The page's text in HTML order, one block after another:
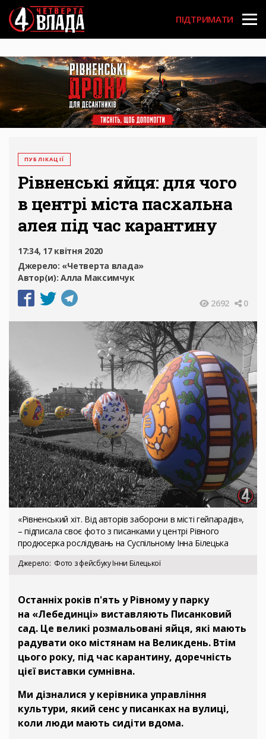
Перейти
до
основного
вмісту
User
account
menu
ПІДТРИМАТИ
ПУБЛІКАЦІЇ
Рівненські яйця: для чого
в центрі міста пасхальна
алея під час карантину
17:34, 17 квітня 2020
Джерело: «Четверта влада»
Автор(и):Алла Максимчук
2692 0
«Рівненський хіт. Від авторів заборони в місті гейпарадів»,
– підписала своє фото з писанками у центрі Рівного
продюсерка рослідувань на Суспільному Інна Білецька
Джерело Фото з фейсбуку Інни Білецької
Останніх років п'ять у Рівному у парку
на «Лебединці» виставляють Писанковий
сад. Це великі розмальовані яйця, які мають
радувати око містянам на Великдень. Втім
цього року, під час карантину, доречність
цієї виставки сумнівна.
Ми дізналися у керівника управління
культури, який сенс у писанках на вулиці,
коли люди мають сидіти вдома.